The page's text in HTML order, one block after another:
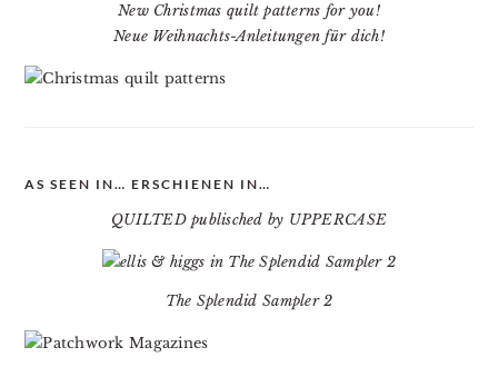
New Christmas quilt patterns for you!
Neue Weihnachts-Anleitungen für dich!
AS SEEN IN… ERSCHIENEN IN…
QUILTED publisched by UPPERCASE
The Splendid Sampler 2